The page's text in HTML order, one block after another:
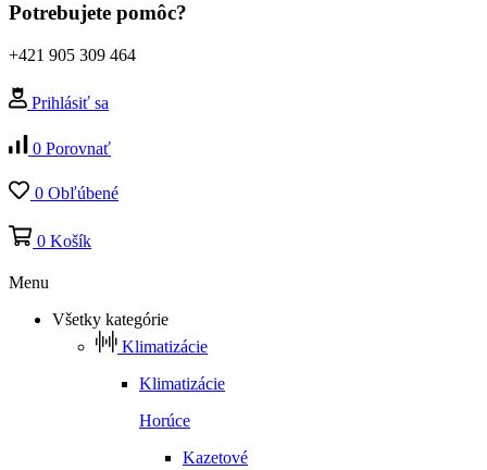
Potrebujete pomôc?
+421 905 309 464
Prihlásiť sa
0 Porovnať
0 Obľúbené
0 Košík
Menu
Všetky kategórie
Klimatizácie
Klimatizácie
Horúce
Kazetové